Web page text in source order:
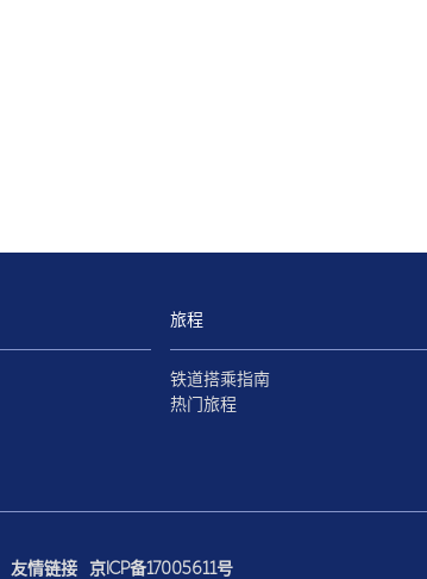
旅程
铁道搭乘指南
热门旅程
友情链接 京ICP备17005611号